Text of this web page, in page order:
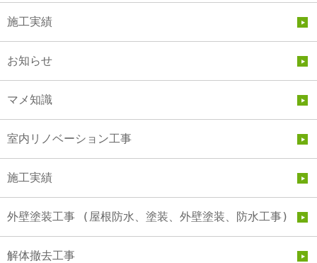
施工実績
お知らせ
マメ知識
室内リノベーション工事
施工実績
外壁塗装工事 (屋根防水、塗装、外壁塗装、防水工事)
解体撤去工事